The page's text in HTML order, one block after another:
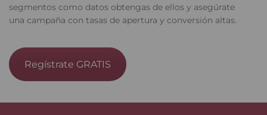
segmentos como datos obtengas de ellos y asegúrate
una campaña con tasas de apertura y conversión altas.
Regístrate GRATIS